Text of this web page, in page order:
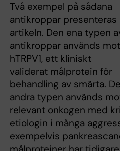
Två exempel på sådana
antikroppar presenteras i
artikeln. Den ena typen
antikroppar används mot
hTRPV1, ett kliniskt
validerat målprotein för
behandling av smärta.
andra typen används
relevant onkogen med
etiologin i många
exempelvis